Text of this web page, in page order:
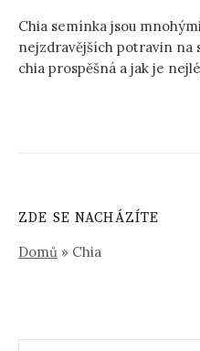
Chia semínka jsou
nejzdravějších potravin na
chia prospěšná a jak je
ZDE SE NACHÁZÍTE
Domů » Chia